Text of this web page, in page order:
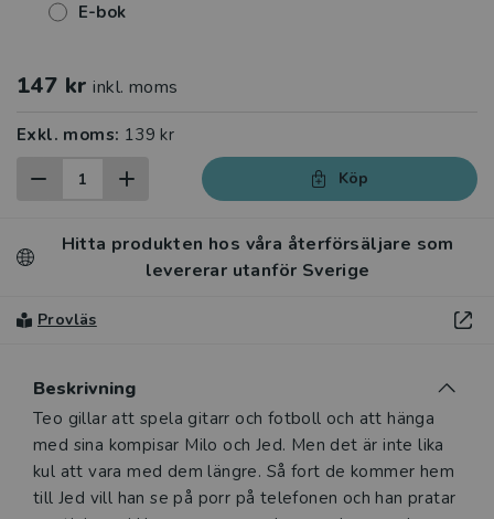
E-bok
147 kr inkl. moms
Exkl. moms: 139 kr
Köp
Hitta produkten hos våra återförsäljare som
levererar utanför Sverige
Provläs
Beskrivning
Beskrivning
Teo gillar att spela gitarr och fotboll och att hänga
med sina kompisar Milo och Jed. Men det är inte lika
kul att vara med dem längre. Så fort de kommer hem
till Jed vill han se på porr på telefonen och han pratar